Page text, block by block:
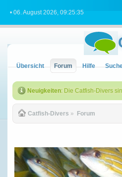
• 06. August 2026, 09:25:35
Übersicht Forum Hilfe
Neuigkeiten: Die Catfish-Divers
Catfish-Divers » Forum